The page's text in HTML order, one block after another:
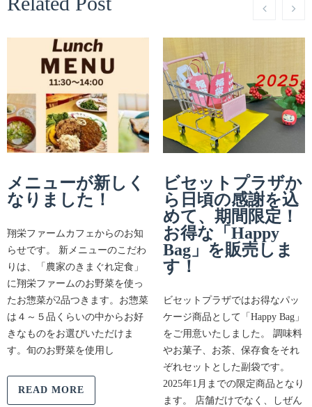
メニューが新しく
なりました！
翔栄ファームカフェからのお知
らせです。 新メニューのこだわ
りは、「農家のきまぐれ定食」
に翔栄ファームのお野菜を使っ
たお惣菜が2品つきます。お惣菜
は４～５品くらいの中からお好
きなものをお選びいただけま
す。旬のお野菜を使用し
READ MORE
ビセットプラザか
ら日頃の感謝を込
めて、期間限定！
お得な「Happy
Bag」を販売しま
す！
ビセットプラザではお得なパッ
ケージ商品として「Happy Bag」
をご用意いたしました。 調味料
やお菓子、お茶、保存食をそれ
ぞれセットとした副袋です。
2025年1月までの限定商品となり
ます。 店舗だけでなく、しぜん